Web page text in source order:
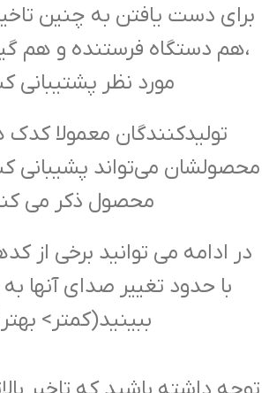
برای دست یافتن به چنین
،هم دستگاه فرستنده و هم
مورد نظر پشتیبانی
تولیدکنندگان معمولا کدک
محصولشان می‌تواند پشیبانی
محصول ذکر می
در ادامه می توانید برخی از
با حدود تغییر صدای آنها به
ببینید(کمتر>